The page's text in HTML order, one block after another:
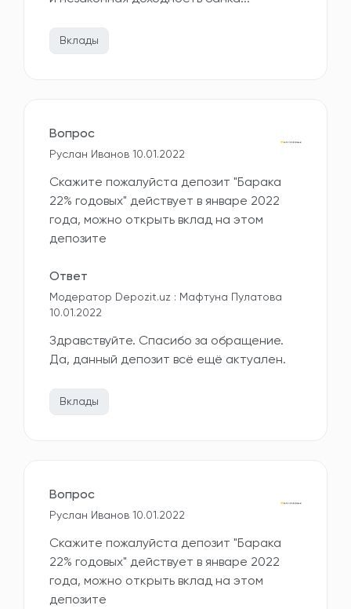
Вклады
Вопрос
Руслан Иванов 10.01.2022
Скажите пожалуйста депозит "Барака
22% годовых" действует в январе 2022
года, можно открыть вклад на этом
депозите
Ответ
Модератор Depozit.uz : Мафтуна Пулатова
10.01.2022
Здравствуйте. Спасибо за обращение.
Да, данный депозит всё ещё актуален.
Вклады
Вопрос
Руслан Иванов 10.01.2022
Скажите пожалуйста депозит "Барака
22% годовых" действует в январе 2022
года, можно открыть вклад на этом
депозите